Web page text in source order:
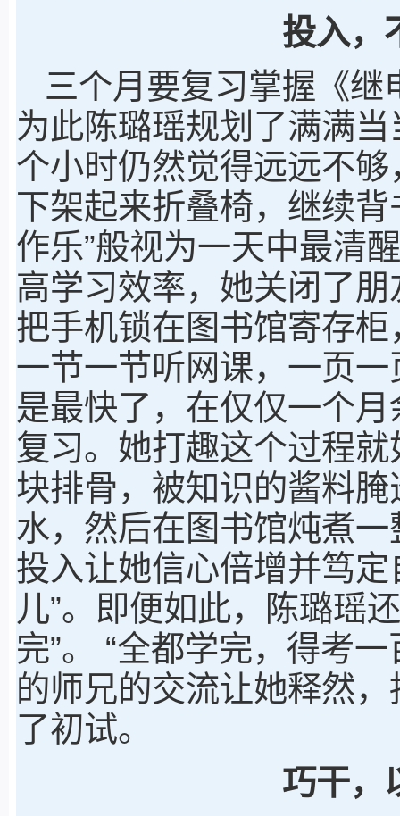
投入，
三个月要复习掌握《
为此陈璐瑶规划了满满
个小时仍然觉得远远不
下架起来折叠椅，继续
作乐”般视为一天中最清
高学习效率，她关闭了
把手机锁在图书馆寄存
一节一节听网课，一页
是最快了，在仅仅一个
复习。她打趣这个过程就
块排骨，被知识的酱料
水，然后在图书馆炖煮
投入让她信心倍增并笃
儿”。即便如此，陈璐瑶
完”。 “全都学完，得考
的师兄的交流让她释然
了初试。
巧干，